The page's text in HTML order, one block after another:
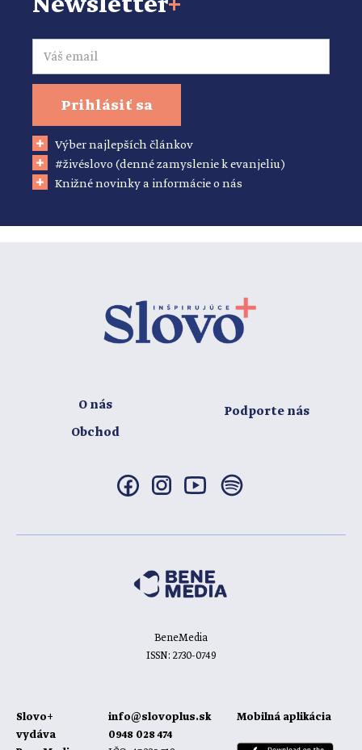
Email
Prihlásiť sa
Výber najlepších článkov
#živéslovo (denné zamyslenie k evanjeliu)
Knižné novinky a informácie o nás
O nás
Obchod
Podporte nás
BeneMedia
ISSN: 2730-0749
Slovo+
vydáva
info@slovoplus.sk
0948 028 474
Mobilná aplikácia